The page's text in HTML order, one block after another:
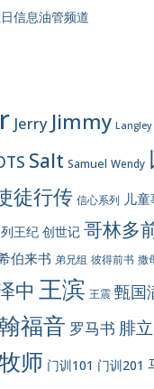
信息油管频道
Jerry Jimmy Langley
Salt Samuel Wendy
徒行传 信心系列 儿
列王纪 创世记 哥林多
伯来书 弟兄组 彼得前书 撒
中 王滨 王震 甄国
福音 罗马书 腓
师 门训101 门训201